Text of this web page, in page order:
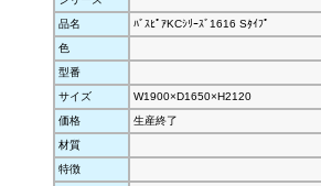
品名
ﾊﾞｽﾋﾟｱKCｼﾘｰｽﾞ1616 Sﾀｲﾌﾟ
色
型番
サイズ
W1900×D1650×H2120
価格
生産終了
材質
特徴